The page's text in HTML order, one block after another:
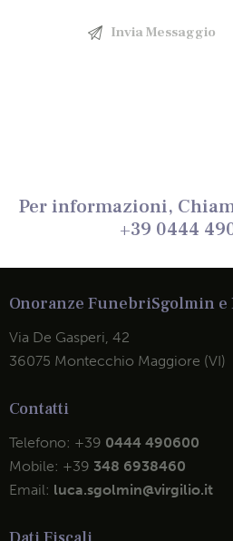
Per informazioni,
+39 0444
Onoranze FunebriSgolmin e
Via De Gasperi, 42
36075 Montecchio Maggiore (VI)
Contatti
Telefono: +39 0444 490600
Mobile: +39 348 6938460
Email: luca.sgolmin@virgilio.it